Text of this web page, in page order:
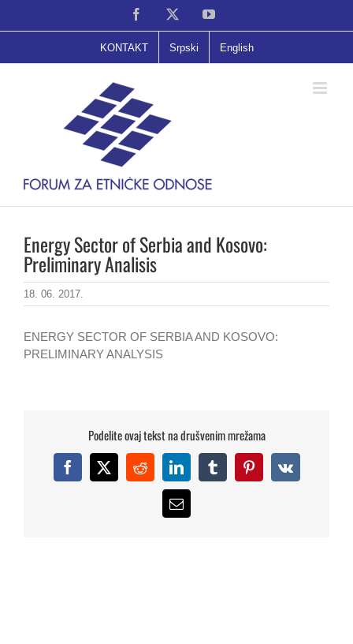
Facebook YouTube
KONTAKT Srpski English
Energy Sector of Serbia and Kosovo:
Preliminary Analisis
18. 06. 2017.
ENERGY SECTOR OF SERBIA AND KOSOVO:
PRELIMINARY ANALYSIS
Podelite ovaj tekst na drušvenim mrežama
Facebook
X RedditLinkedInTumblrPinterest
Vk
Email